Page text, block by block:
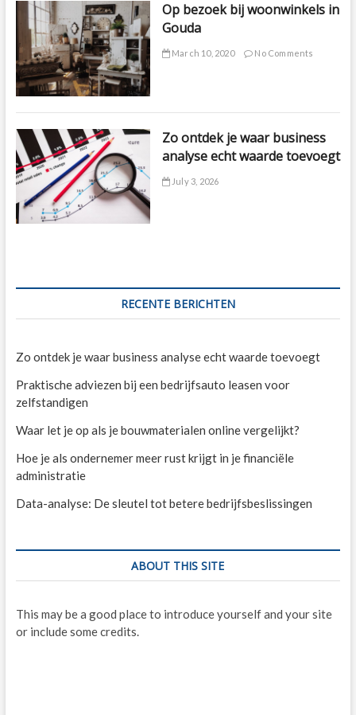
Op bezoek bij woonwinkels in
Gouda
March 10, 2020 No Comments
Zo ontdek je waar business
analyse echt waarde toevoegt
July 3, 2026
RECENTE BERICHTEN
Zo ontdek je waar business analyse echt waarde toevoegt
Praktische adviezen bij een bedrijfsauto leasen voor
zelfstandigen
Waar let je op als je bouwmaterialen online vergelijkt?
Hoe je als ondernemer meer rust krijgt in je financiële
administratie
Data-analyse: De sleutel tot betere bedrijfsbeslissingen
ABOUT THIS SITE
This may be a good place to introduce yourself and your site
or include some credits.